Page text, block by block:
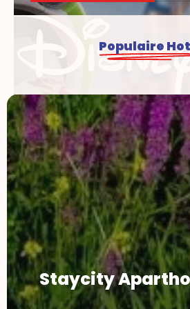
Dé complete
Populaire
Staycity